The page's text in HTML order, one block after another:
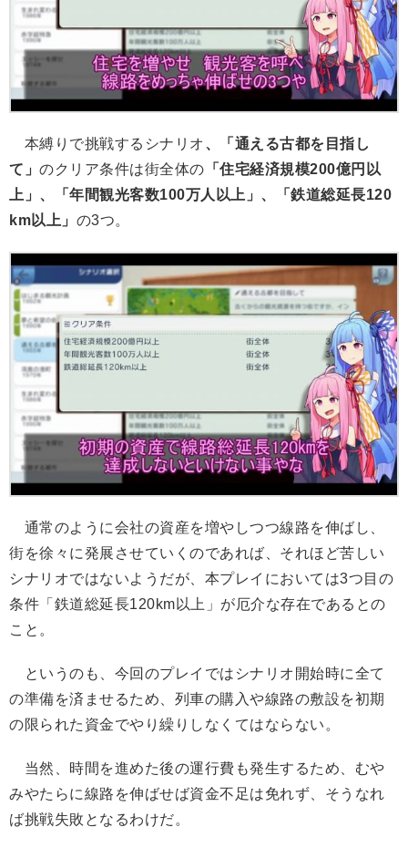
本縛りで挑戦するシナリオ、「通える古都を目指し
て」 のクリア条件は街全体の 「住宅経済規模200億円以
上」、「年間観光客数100万人以上」、「鉄道総延長120
km以上」 の3つ。
通常のように会社の資産を増やしつつ線路を伸ばし、
街を徐々に発展させていくのであれば、それほど苦しい
シナリオではないようだが、本プレイにおいては3つ目の
条件「鉄道総延長120km以上」が厄介な存在であるとの
こと。
というのも、今回のプレイではシナリオ開始時に全て
の準備を済ませるため、列車の購入や線路の敷設を初期
の限られた資金でやり繰りしなくてはならない。
当然、時間を進めた後の運行費も発生するため、むや
みやたらに線路を伸ばせば資金不足は免れず、そうなれ
ば挑戦失敗となるわけだ。